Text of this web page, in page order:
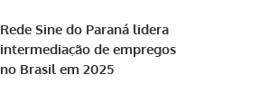
Rede Sine do Paraná lidera
intermediação de empregos
no Brasil em 2025